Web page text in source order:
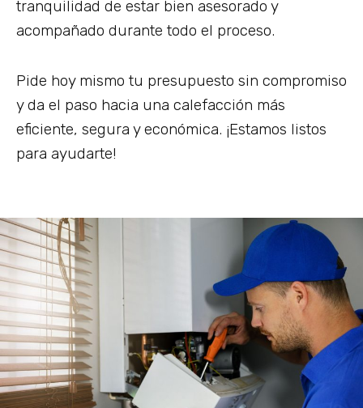
tranquilidad de estar bien asesorado y
acompañado durante todo el proceso.
Pide hoy mismo tu presupuesto sin compromiso
y da el paso hacia una calefacción más
eficiente, segura y económica. ¡Estamos listos
para ayudarte!